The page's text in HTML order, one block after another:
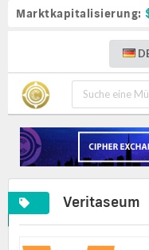
Marktkapitalisierung:
Veritaseum